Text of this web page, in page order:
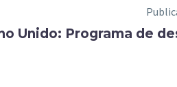
Unido: Programa de